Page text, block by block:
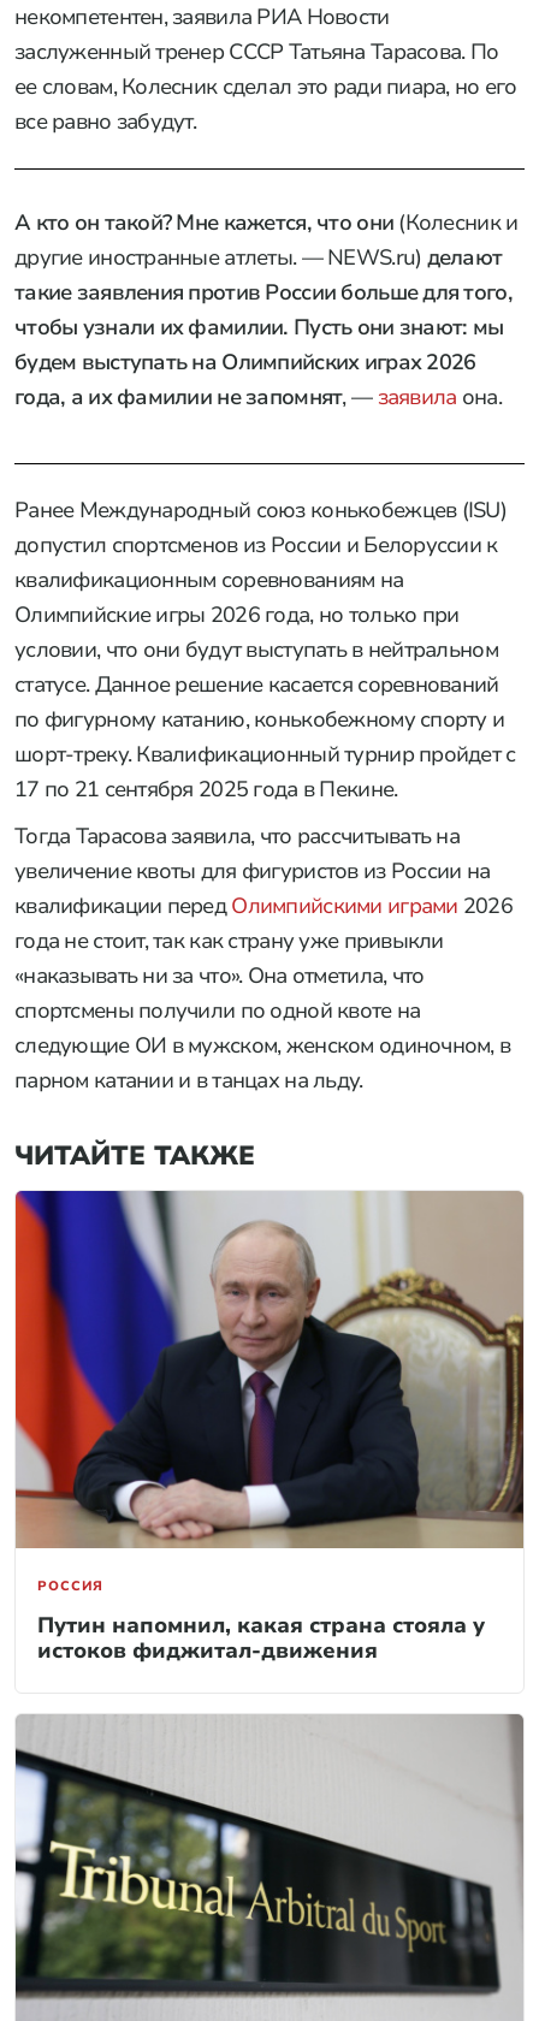
некомпетентен, заявила РИА Новости
заслуженный тренер СССР Татьяна Тарасова. По
ее словам, Колесник сделал это ради пиара, но его
все равно забудут.
А кто он такой? Мне кажется, что они (Колесник и
другие иностранные атлеты. — NEWS.ru) делают
такие заявления против России больше для того,
чтобы узнали их фамилии. Пусть они знают: мы
будем выступать на Олимпийских играх 2026
года, а их фамилии не запомнят, — заявила она.
Ранее Международный союз конькобежцев (ISU)
допустил спортсменов из России и Белоруссии к
квалификационным соревнованиям на
Олимпийские игры 2026 года, но только при
условии, что они будут выступать в нейтральном
статусе. Данное решение касается соревнований
по фигурному катанию, конькобежному спорту и
шорт-треку. Квалификационный турнир пройдет с
17 по 21 сентября 2025 года в Пекине.
Тогда Тарасова заявила, что рассчитывать на
увеличение квоты для фигуристов из России на
квалификации передОлимпийскими играми 2026
года не стоит, так как страну уже привыкли
«наказывать ни за что». Она отметила, что
спортсмены получили по одной квоте на
следующие ОИ в мужском, женском одиночном, в
парном катании и в танцах на льду.
ЧИТАЙТЕ ТАКЖЕ
РОССИЯ
Путин напомнил, какая страна стояла у
истоков фиджитал-движения